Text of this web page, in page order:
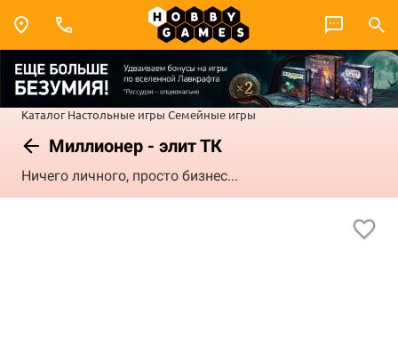
Каталог Настольные игры Семейные игры
Миллионер - элит ТК
Ничего личного, просто бизнес...